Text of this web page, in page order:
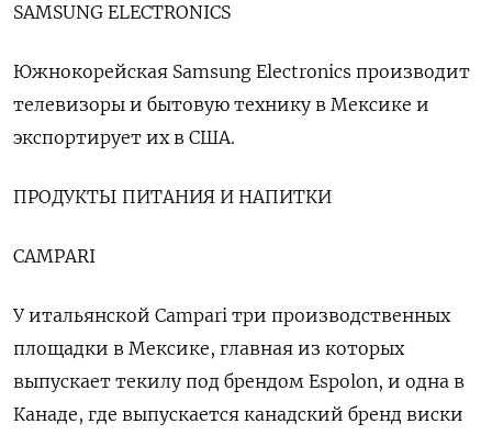
SAMSUNG ELECTRONICS
Южнокорейская Samsung Electronics производит
телевизоры и бытовую технику в Мексике и
экспортирует их в США.
ПРОДУКТЫ ПИТАНИЯ И НАПИТКИ
CAMPARI
У итальянской Campari три производственных
площадки в Мексике, главная из которых
выпускает текилу под брендом Espolon, и одна в
Канаде, где выпускается канадский бренд виски